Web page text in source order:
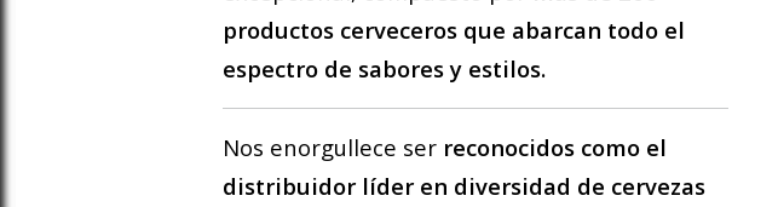
productos cerveceros que abarcan todo el
espectro de sabores y estilos.
Nos enorgullece ser reconocidos como el
distribuidor líder en diversidad de cervezas